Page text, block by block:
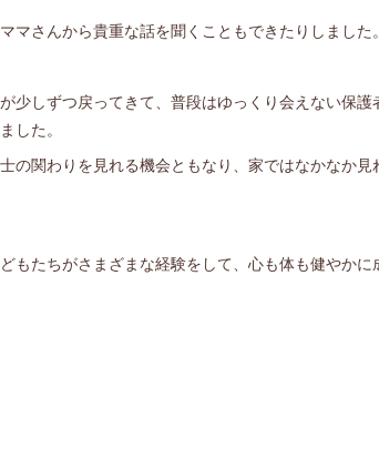
マさんから貴重な話を聞くこともできたりしました。
少しずつ戻ってきて、普段はゆっくり会えない保
した。
の関わりを見れる機会ともなり、家ではなかなか
もたちがさまざまな経験をして、心も体も健やか